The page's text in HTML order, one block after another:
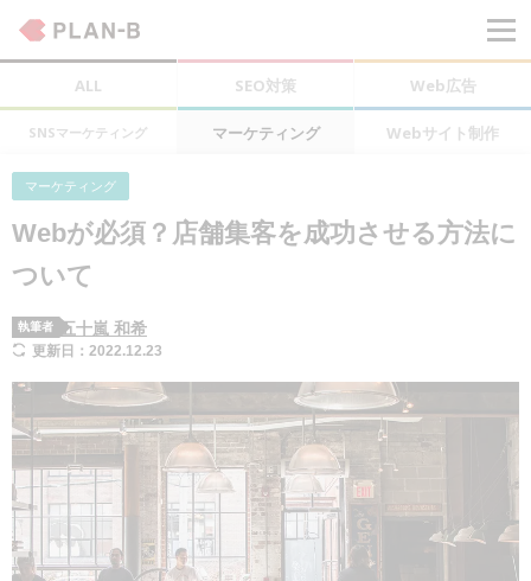
ALL SEO対策 Web広告
SNSマーケティング マーケティング Webサイト制作
マーケティング
Webが必須？店舗集客を成功させる方法に
ついて
執筆者 五十嵐 和希
更新日：2022.12.23